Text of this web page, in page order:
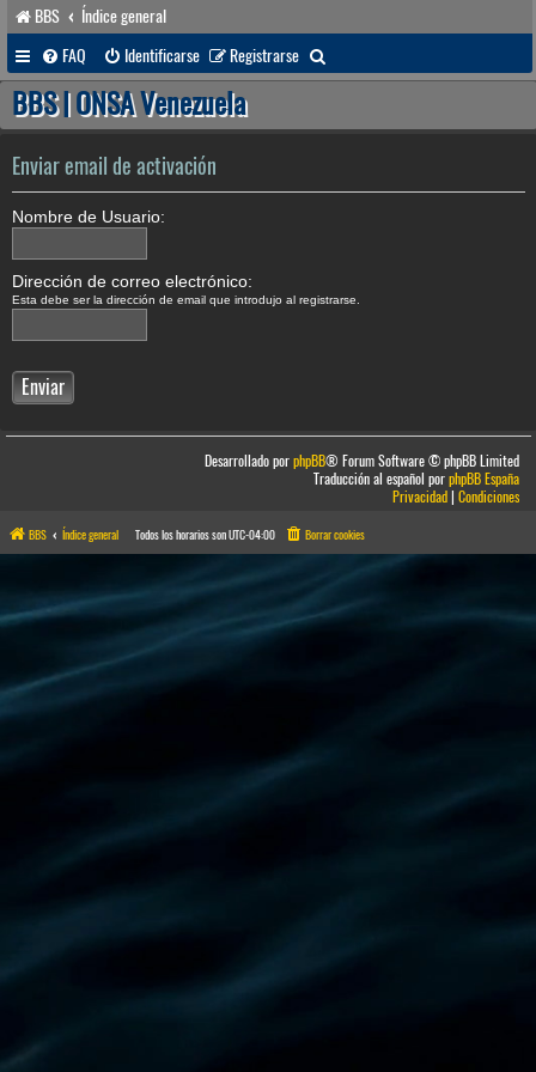
BBS
Índice general
FAQ
Identificarse Registrarse
u
a
BBS | ONSA Venezuela
Enviar email de activación
Nombre de Usuario:
Dirección de correo electrónico:
Esta debe ser la dirección de email que introdujo al registrarse.
Desarrollado porphpBB® Forum Software © phpBB Limited
Traducción al español porphpBB España
Privacidad|Condiciones
BBS Índice general Todos los horarios sonUTC-04:00 Borrar cookies